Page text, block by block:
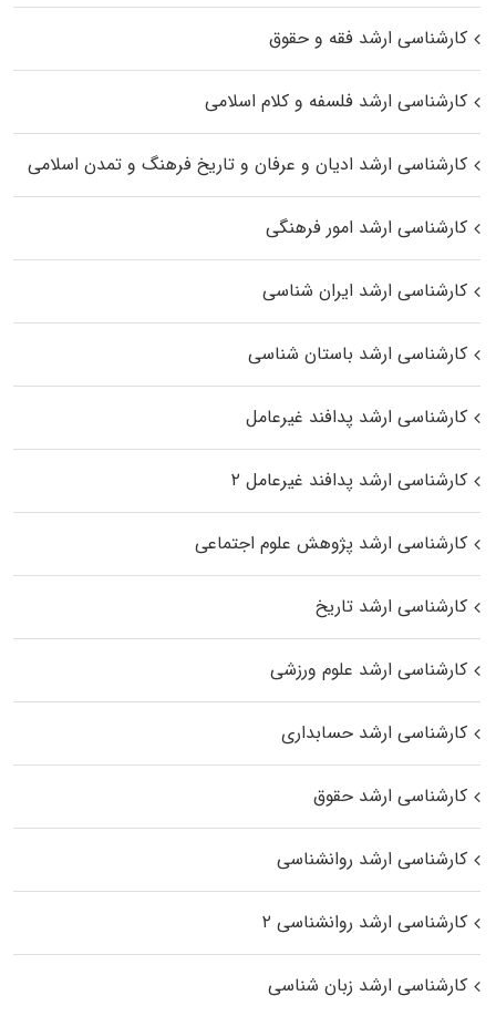
کارشناسی ارشد فقه و حقوق
کارشناسی ارشد فلسفه و کلام اسلامی
کارشناسی ارشد ادیان و عرفان و تاریخ فرهنگ و تمدن اسلامی
کارشناسی ارشد امور فرهنگی
کارشناسی ارشد ایران شناسی
کارشناسی ارشد باستان شناسی
کارشناسی ارشد پدافند غیرعامل
کارشناسی ارشد پدافند غیرعامل ۲
کارشناسی ارشد پژوهش علوم اجتماعی
کارشناسی ارشد تاریخ
کارشناسی ارشد علوم ورزشی
کارشناسی ارشد حسابداری
کارشناسی ارشد حقوق
کارشناسی ارشد روانشناسی
کارشناسی ارشد روانشناسی ۲
کارشناسی ارشد زبان شناسی